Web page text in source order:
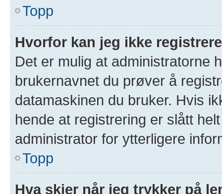
Topp
Hvorfor kan jeg ikke
Det er mulig at administratorne
brukernavnet du prøver å
datamaskinen du bruker. Hvis
hende at registrering er slått
administrator for ytterligere
Topp
Hva skjer når jeg trykker på